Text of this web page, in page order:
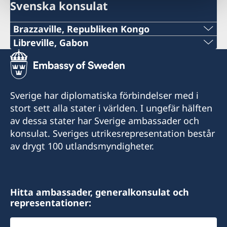
Svenska konsulat
Brazzaville, Republiken Kongo
Frågor hänvisas till
ambassaden.kinshasa@gov.se
Libreville, Gabon
Tel:
+241 (0) 65498787
E-post:
swedenlbv@gmail.com
Besöksadress:
Honorärkonsul
Sverige har diplomatiska förbindelser med i
stort sett alla stater i världen. I ungefär hälften
av dessa stater har Sverige ambassader och
konsulat. Sveriges utrikesrepresentation består
av drygt 100 utlandsmyndigheter.
Hitta ambassader, generalkonsulat och
representationer:
Välj